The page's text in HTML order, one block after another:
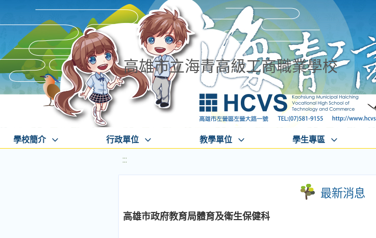
高雄市立海青高級工商職業學校
學校簡介 行政單位 教學單位 學生專區
:::
最新消息
高雄市政府教育局體育及衛生保健科